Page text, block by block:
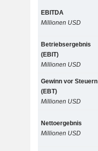
EBITDA
Millionen USD
Betriebsergebnis
(EBIT)
Millionen USD
Gewinn vor Steuern
(EBT)
Millionen USD
Nettoergebnis
Millionen USD